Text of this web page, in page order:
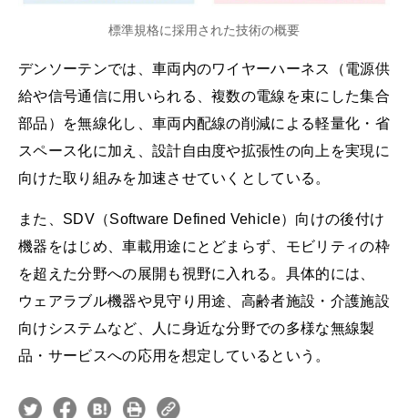
標準規格に採用された技術の概要
デンソーテンでは、車両内のワイヤーハーネス（電源供
給や信号通信に用いられる、複数の電線を束にした集合
部品）を無線化し、車両内配線の削減による軽量化・省
スペース化に加え、設計自由度や拡張性の向上を実現に
向けた取り組みを加速させていくとしている。
また、SDV（Software Defined Vehicle）向けの後付け
機器をはじめ、車載用途にとどまらず、モビリティの枠
を超えた分野への展開も視野に入れる。具体的には、
ウェアラブル機器や見守り用途、高齢者施設・介護施設
向けシステムなど、人に身近な分野での多様な無線製
品・サービスへの応用を想定しているという。